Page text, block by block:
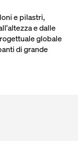
e pilastri,
e dalle
globale
di grande